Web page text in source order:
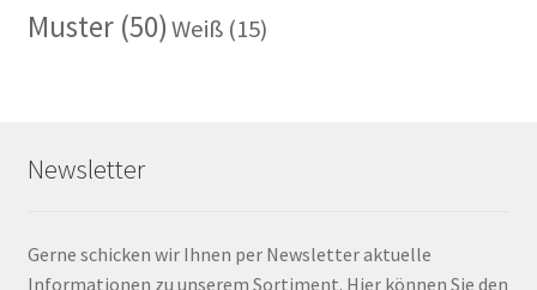
Muster(50)Weiß(15)
Newsletter
Gerne schicken wir Ihnen per Newsletter aktuelle
Informationen zu unserem Sortiment. Hier können Sie den